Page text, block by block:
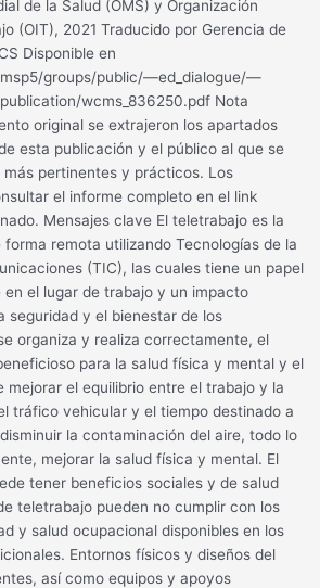
de la Salud (OMS) y Organización
(OIT), 2021 Traducido por Gerencia de
Disponible en
groups/public/—ed_dialogue/—
wcms_836250.pdf Nota
original se extrajeron los apartados
esta publicación y el público al que se
pertinentes y prácticos. Los
el informe completo en el link
Mensajes clave El teletrabajo es la
remota utilizando Tecnologías de la
(TIC), las cuales tiene un papel
el lugar de trabajo y un impacto
seguridad y el bienestar de los
organiza y realiza correctamente, el
para la salud física y mental y el
mejorar el equilibrio entre el trabajo y la
tráfico vehicular y el tiempo destinado a
la contaminación del aire, todo lo
mejorar la salud física y mental. El
tener beneficios sociales y de salud
teletrabajo pueden no cumplir con los
y salud ocupacional disponibles en los
Entornos físicos y diseños del
así como equipos y apoyos